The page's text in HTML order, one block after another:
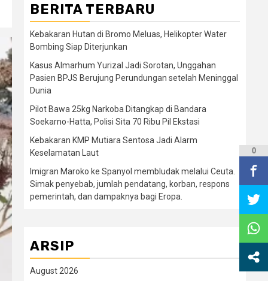
BERITA TERBARU
Kebakaran Hutan di Bromo Meluas, Helikopter Water
Bombing Siap Diterjunkan
Kasus Almarhum Yurizal Jadi Sorotan, Unggahan
Pasien BPJS Berujung Perundungan setelah Meninggal
Dunia
Pilot Bawa 25kg Narkoba Ditangkap di Bandara
Soekarno-Hatta, Polisi Sita 70 Ribu Pil Ekstasi
Kebakaran KMP Mutiara Sentosa Jadi Alarm
Keselamatan Laut
Imigran Maroko ke Spanyol membludak melalui Ceuta.
Simak penyebab, jumlah pendatang, korban, respons
pemerintah, dan dampaknya bagi Eropa.
ARSIP
August 2026
0